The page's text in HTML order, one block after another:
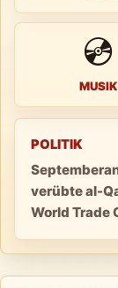
💿
MUSIK
POLITIK
verübte al-
World Trade